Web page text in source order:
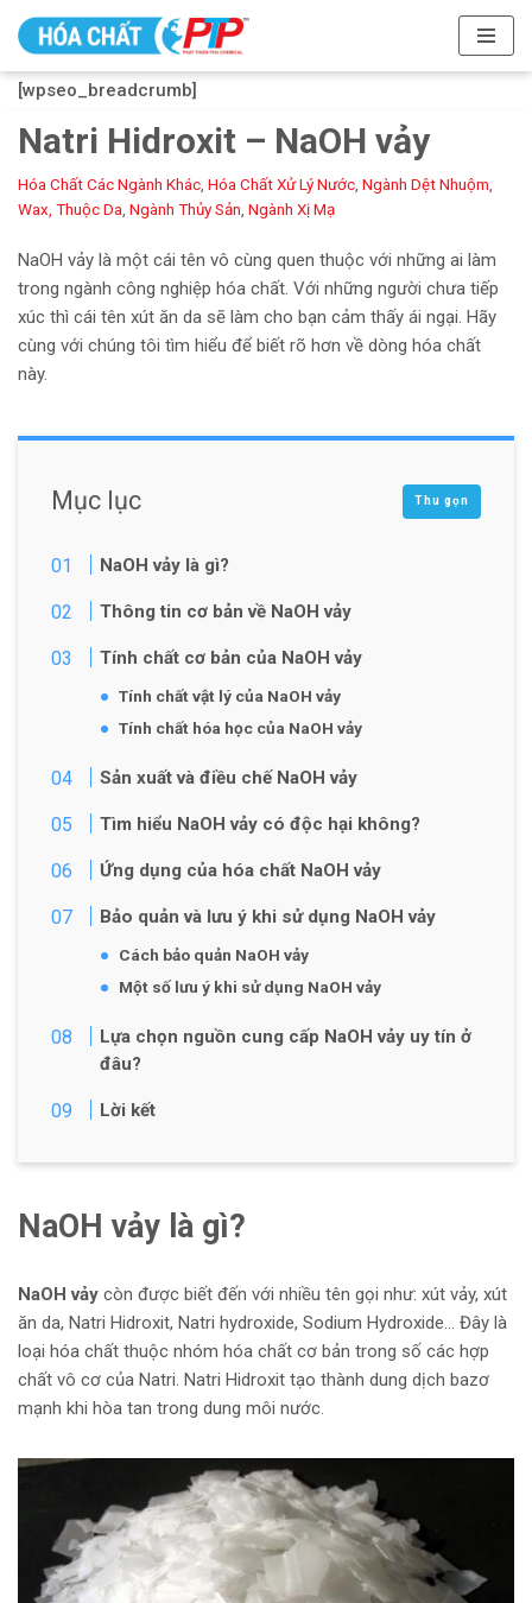
tới
dung
[wpseo_breadcrumb]
Natri Hidroxit – NaOH vảy
Hóa Chất Các Ngành Khác Hóa Chất Xử Lý Nước Ngành Dệt Nhuộm,
Wax, Thuộc Da Ngành Thủy Sản Ngành Xị Mạ
NaOH vảy là một cái tên vô cùng quen thuộc với những ai làm
trong ngành công nghiệp hóa chất. Với những người chưa tiếp
xúc thì cái tên xút ăn da sẽ làm cho bạn cảm thấy ái ngại. Hãy
cùng với chúng tôi tìm hiểu để biết rõ hơn về dòng hóa chất
này.
Thu gọn
Mục lục
NaOH vảy là gì?
Thông tin cơ bản về NaOH vảy
Tính chất cơ bản của NaOH vảy
Tính chất vật lý của NaOH vảy
Tính chất hóa học của NaOH vảy
Sản xuất và điều chế NaOH vảy
Tìm hiểu NaOH vảy có độc hại không?
Ứng dụng của hóa chất NaOH vảy
Bảo quản và lưu ý khi sử dụng NaOH vảy
Cách bảo quản NaOH vảy
Một số lưu ý khi sử dụng NaOH vảy
Lựa chọn nguồn cung cấp NaOH vảy uy tín ở
đâu?
Lời kết
NaOH vảy là gì?
NaOH vảy còn được biết đến với nhiều tên gọi như: xút vảy, xút
ăn da, Natri Hidroxit, Natri hydroxide, Sodium Hydroxide… Đây là
loại hóa chất thuộc nhóm hóa chất cơ bản trong số các hợp
chất vô cơ của Natri. Natri Hidroxit tạo thành dung dịch bazơ
mạnh khi hòa tan trong dung môi nước.